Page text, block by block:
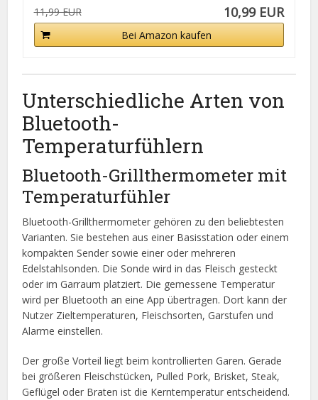
11,99 EUR 10,99 EUR
Bei Amazon kaufen
Unterschiedliche Arten von
Bluetooth-
Temperaturfühlern
Bluetooth-Grillthermometer mit
Temperaturfühler
Bluetooth-Grillthermometer gehören zu den beliebtesten
Varianten. Sie bestehen aus einer Basisstation oder einem
kompakten Sender sowie einer oder mehreren
Edelstahlsonden. Die Sonde wird in das Fleisch gesteckt
oder im Garraum platziert. Die gemessene Temperatur
wird per Bluetooth an eine App übertragen. Dort kann der
Nutzer Zieltemperaturen, Fleischsorten, Garstufen und
Alarme einstellen.
Der große Vorteil liegt beim kontrollierten Garen. Gerade
bei größeren Fleischstücken, Pulled Pork, Brisket, Steak,
Geflügel oder Braten ist die Kerntemperatur entscheidend.